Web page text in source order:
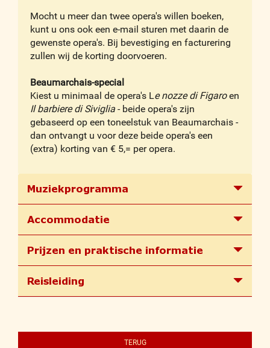
Mocht u meer dan twee opera's willen boeken,
kunt u ons ook een e-mail sturen met daarin de
gewenste opera's. Bij bevestiging en facturering
zullen wij de korting doorvoeren.
Beaumarchais-special
Kiest u minimaal de opera's Le nozze di Figaroen
Il barbiere di Siviglia - beide opera's zijn
gebaseerd op een toneelstuk van Beaumarchais -
dan ontvangt u voor deze beide opera's een
(extra) korting van € 5,= per opera.
Muziekprogramma
Accommodatie
Prijzen en praktische informatie
Reisleiding
TERUG